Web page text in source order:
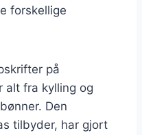
forskellige
på
alt fra kylling og
Den
tilbyder, har gjort